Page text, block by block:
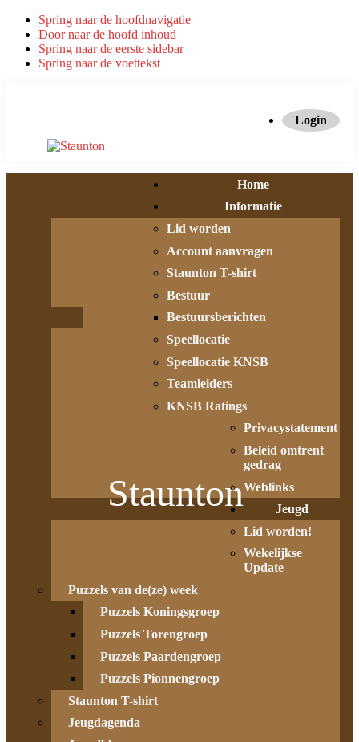
Spring naar de hoofdnavigatie
Door naar de hoofd inhoud
Spring naar de eerste sidebar
Spring naar de voettekst
Login
Staunton
Home
Informatie
Lid worden
Account aanvragen
Staunton T-shirt
Bestuur
Bestuursberichten
Speellocatie
Speellocatie KNSB
Teamleiders
KNSB Ratings
Privacystatement
Beleid omtrent
gedrag
Weblinks
Jeugd
Lid worden!
Wekelijkse
Update
Puzzels van de(ze) week
Puzzels Koningsgroep
Puzzels Torengroep
Puzzels Paardengroep
Puzzels Pionnengroep
Staunton T-shirt
Jeugdagenda